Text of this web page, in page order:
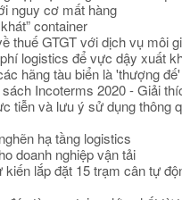
nguy cơ mất hàng
container
thuế GTGT với dịch vụ môi
logistics để vực dậy xuất
hãng tàu biển là 'thượng đế'
Incoterms 2020 - Giải
tiễn và lưu ý sử dụng thông
hạ tầng logistics
doanh nghiệp vận tải
kiến lắp đặt 15 trạm cân tự